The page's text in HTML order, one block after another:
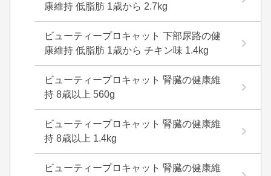
康維持 低脂肪 1歳から 2.7kg
ビューティープロキャット 下部尿路の健
康維持 低脂肪 1歳から チキン味 1.4kg
ビューティープロキャット 腎臓の健康維
持 8歳以上 560g
ビューティープロキャット 腎臓の健康維
持 8歳以上 1.4kg
ビューティープロキャット 腎臓の健康維